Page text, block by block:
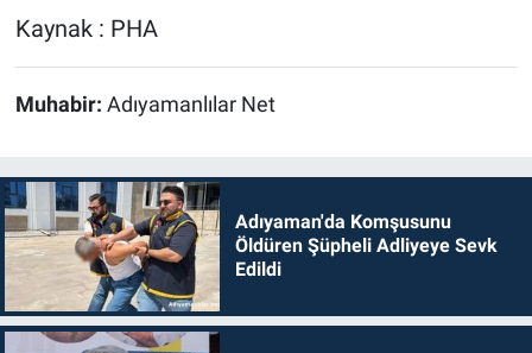
Kaynak : PHA
Muhabir: Adıyamanlılar Net
Adıyaman'da Komşusunu
Öldüren Şüpheli Adliyeye Sevk
Edildi